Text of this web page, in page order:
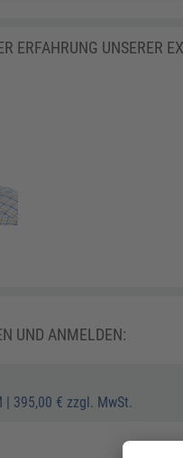
ERFAHRUNG UNSERER
UND ANMELDEN:
| 395,00 € zzgl. MwSt.